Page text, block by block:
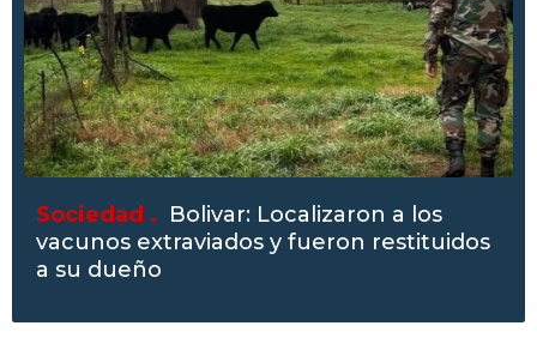
Sociedad . Bolivar: Localizaron a los
vacunos extraviados y fueron restituidos
a su dueño